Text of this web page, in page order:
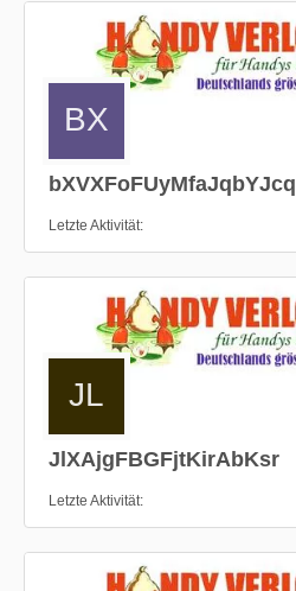
bXVXFoFUyMfaJqbYJcq
Letzte Aktivität
JlXAjgFBGFjtKirAbKsr
Letzte Aktivität